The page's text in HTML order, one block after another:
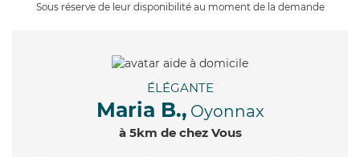
Sous réserve de leur disponibilité au moment de la demande
ÉLÉGANTE
Maria B., Oyonnax
à 5km de chez Vous